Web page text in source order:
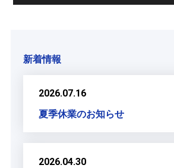
新着情報
2026.07.16
夏季休業のお知らせ
2026.04.30